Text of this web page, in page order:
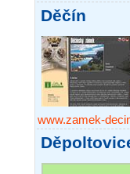
Děčín
www.zamek-